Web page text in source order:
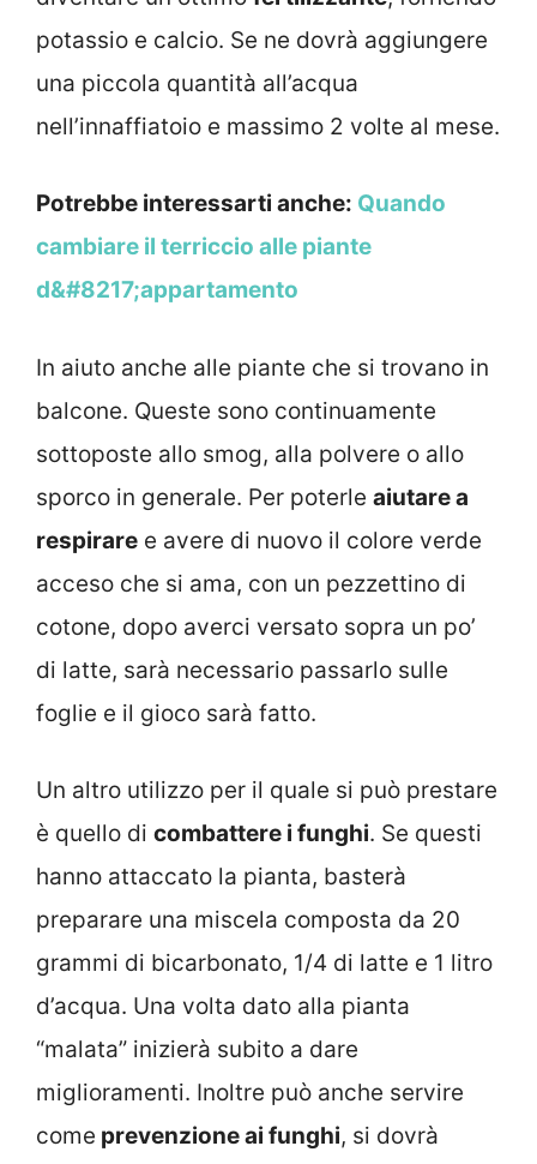
potassio e calcio. Se ne dovrà aggiungere
una piccola quantità all’acqua
nell’innaffiatoio e massimo 2 volte al mese.
Potrebbe interessarti anche: Quando
cambiare il terriccio alle piante
d&#8217;appartamento
In aiuto anche alle piante che si trovano in
balcone. Queste sono continuamente
sottoposte allo smog, alla polvere o allo
sporco in generale. Per poterle aiutare a
respirare e avere di nuovo il colore verde
acceso che si ama, con un pezzettino di
cotone, dopo averci versato sopra un po’
di latte, sarà necessario passarlo sulle
foglie e il gioco sarà fatto.
Un altro utilizzo per il quale si può prestare
è quello di combattere i funghi. Se questi
hanno attaccato la pianta, basterà
preparare una miscela composta da 20
grammi di bicarbonato, 1/4 di latte e 1 litro
d’acqua. Una volta dato alla pianta
“malata” inizierà subito a dare
miglioramenti. Inoltre può anche servire
come prevenzione ai funghi, si dovrà